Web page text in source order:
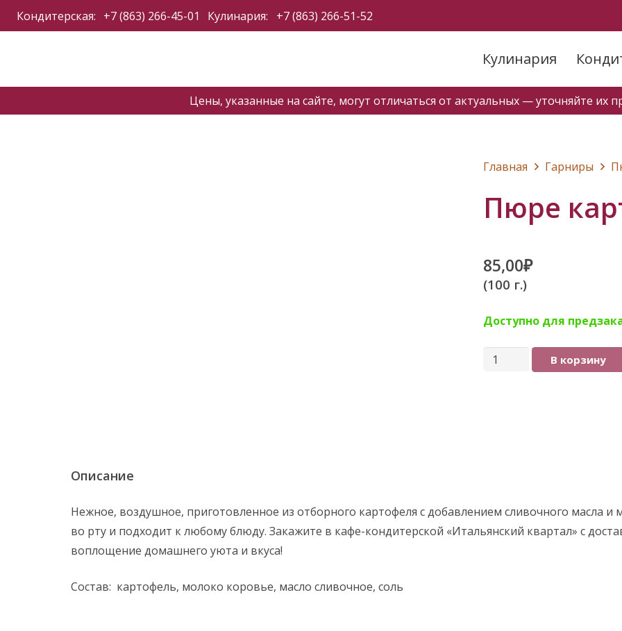
Кондитерская: +7 (863) 266-45-01 Кулинария: +7 (863) 266-51-52
Кулинария
Цены, указанные на сайте, могут отличаться от актуальных — уточняйте их
Главная Гарниры
Пюре
85,00₽
(100 г.)
Доступно для
Количество
В корзину
Описание
Нежное, воздушное, приготовленное из отборного картофеля с добавлением сливочного масла
во рту и подходит к любому блюду. Закажите в кафе-кондитерской «Итальянский квартал» с
воплощение домашнего уюта и вкуса!
Состав: картофель, молоко коровье, масло сливочное, соль